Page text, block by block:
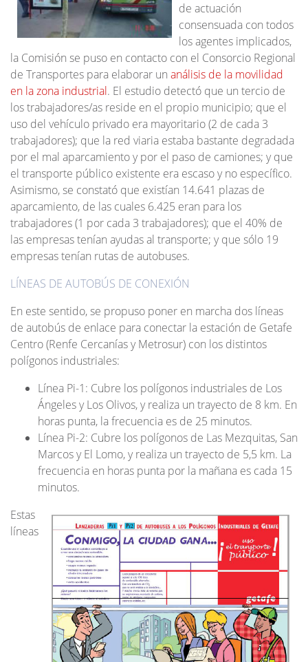
de actuación
consensuada con todos
los agentes implicados,
la Comisión se puso en contacto con el Consorcio Regional
de Transportes para elaborar un análisis de la movilidad
en la zona industrial. El estudio detectó que un tercio de
los trabajadores/as reside en el propio municipio; que el
uso del vehículo privado era mayoritario (2 de cada 3
trabajadores); que la red viaria estaba bastante degradada
por el mal aparcamiento y por el paso de camiones; y que
el transporte público existente era escaso y no específico.
Asimismo, se constató que existían 14.641 plazas de
aparcamiento, de las cuales 6.425 eran para los
trabajadores (1 por cada 3 trabajadores); que el 40% de
las empresas tenían ayudas al transporte; y que sólo 19
empresas tenían rutas de autobuses.
LÍNEAS DE AUTOBÚS DE CONEXIÓN
En este sentido, se propuso poner en marcha dos líneas
de autobús de enlace para conectar la estación de Getafe
Centro (Renfe Cercanías y Metrosur) con los distintos
polígonos industriales:
Línea Pi-1: Cubre los polígonos industriales de Los
Ángeles y Los Olivos, y realiza un trayecto de 8 km. En
horas punta, la frecuencia es de 25 minutos.
Línea Pi-2: Cubre los polígonos de Las Mezquitas, San
Marcos y El Lomo, y realiza un trayecto de 5,5 km. La
frecuencia en horas punta por la mañana es cada 15
minutos.
Estas
líneas